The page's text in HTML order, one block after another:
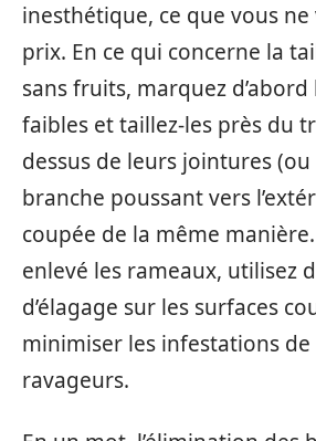
inesthétique, ce que vous
prix. En ce qui concerne la
sans fruits, marquez
faibles et taillez-les près du
dessus de leurs jointures (ou
branche poussant vers
coupée de la même
enlevé les rameaux, utilisez
d’élagage sur les surfaces
minimiser les infestations
ravageurs.